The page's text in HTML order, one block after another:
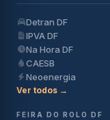
Detran DF
IPVA DF
Na Hora DF
CAESB
Neoenergia
Ver todos →
FEIRA DO ROLO DF